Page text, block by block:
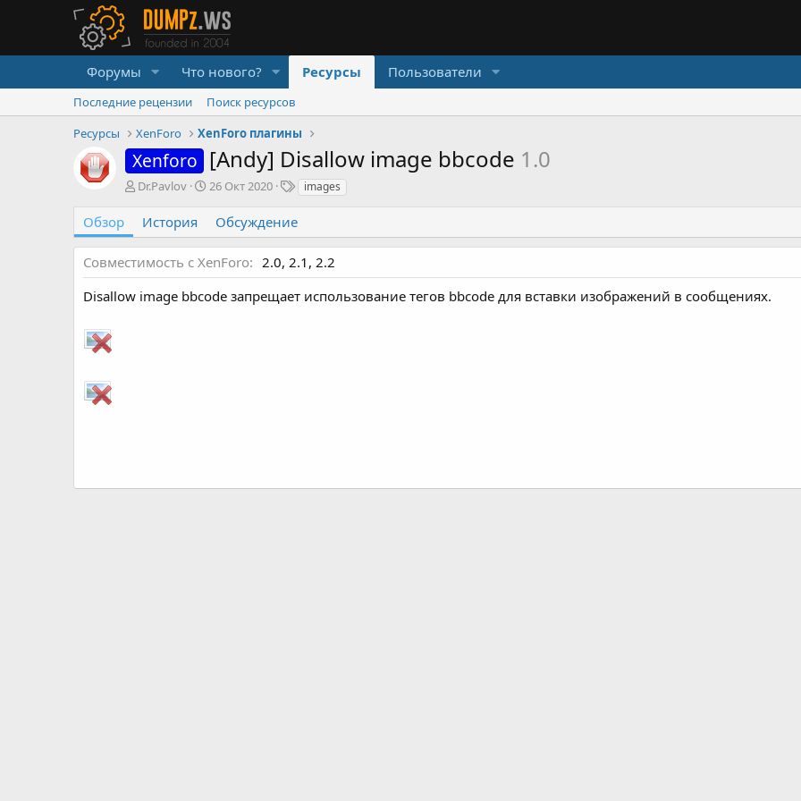
Форумы Что нового? Ресурсы Пользователи
Последние рецензии
Поиск ресурсов
Ресурсы
XenForo XenForo плагины
Xenforo [Andy] Disallow image bbcode 1.0
А
о
р
Dr.Pavlov
Д
а
с
о
з
д
26 Окт 2020
Т
г
и
images
Обзор История Обсуждение
Совместимость с XenForo 2.0 2.1 2.2
Disallow image bbcode запрещает использование тегов bbcode для вставки изображений в сообщениях.